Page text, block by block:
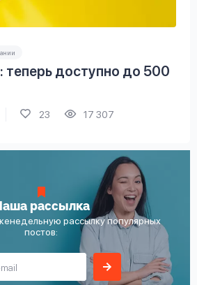
доступно до 500
23 17 307
рассылка
рассылку популярных
постов: